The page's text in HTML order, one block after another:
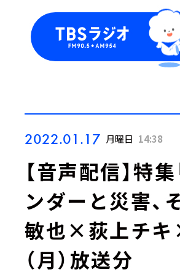
2022.01.17 月曜日 14:38
【音声配信】特
ンダーと災害、
敏也×荻上チ
（月）放送分